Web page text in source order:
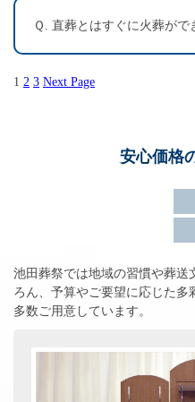
Ｑ. 直葬とはすぐに火葬がで
1 2 3 Next Page
安心価格
池田葬祭では地域の習慣や葬送
ろん、 予算やご要望に応じた多
多数ご用意しています。